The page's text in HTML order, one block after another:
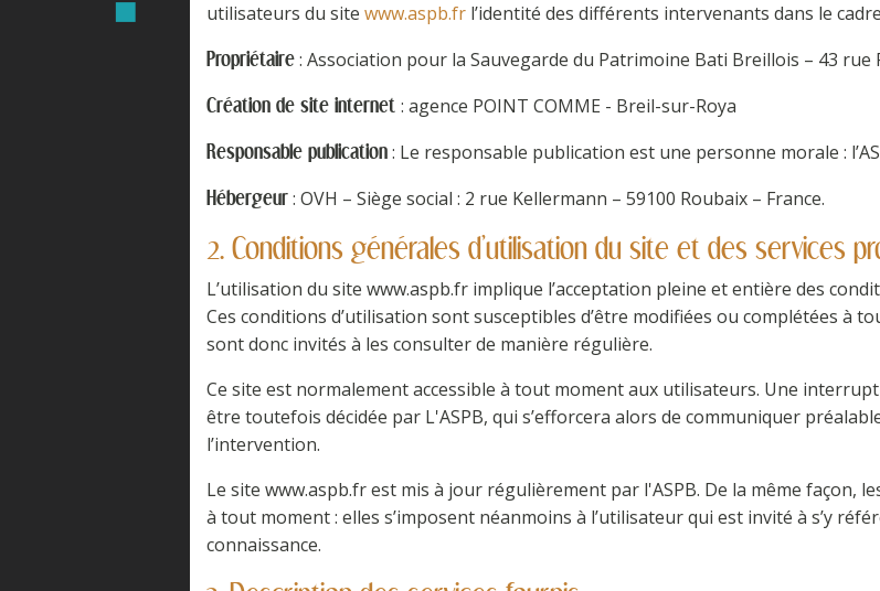
utilisateurs du site www.aspb.fr l’identité des différents intervenants dans le
Propriétaire : Association pour la Sauvegarde du Patrimoine Bati Breillois – 43 rue
Création de site internet : agence POINT COMME - Breil-sur-Roya
Responsable publication : Le responsable publication est une personne morale :
Hébergeur : OVH – Siège social : 2 rue Kellermann – 59100 Roubaix – France.
2. Conditions générales d’utilisation du site et des services
L’utilisation du site www.aspb.fr implique l’acceptation pleine et entière des
Ces conditions d’utilisation sont susceptibles d’être modifiées ou complétées à
sont donc invités à les consulter de manière régulière.
Ce site est normalement accessible à tout moment aux utilisateurs. Une
être toutefois décidée par L'ASPB, qui s’efforcera alors de communiquer
l’intervention.
Le site www.aspb.fr est mis à jour régulièrement par l'ASPB. De la même façon,
à tout moment : elles s’imposent néanmoins à l’utilisateur qui est invité à s’y
connaissance.